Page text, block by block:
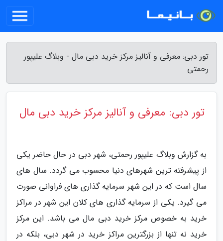
تور دبی: معرفی و آنالیز مرکز خرید دبی مال - وبلاگ علیپور
رحمتی
تور دبی: معرفی و آنالیز مرکز خرید دبی مال
به گزارش وبلاگ علیپور رحمتی، شهر دبی در حال حاضر یکی
از پیشرفته ترین شهرهای دنیا محسوب می گردد. سال های
سال است که در این شهر سرمایه گذاری های فراوانی صورت
می گیرد. یکی از سرمایه گذاری های کلان این شهر در مراکز
خرید به خصوص مرکز خرید دبی مال می باشد. این مرکز
خرید نه تنها از بزرگترین مراکز خرید در شهر دبی، بلکه در